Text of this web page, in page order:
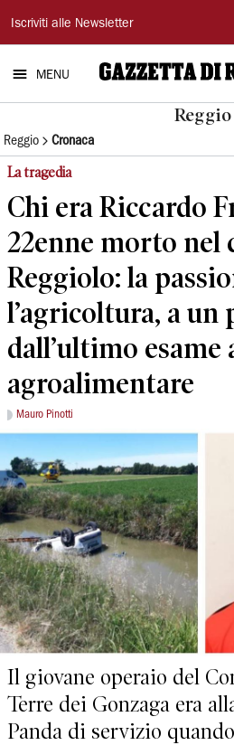
Gazzetta
di
Reggio
Iscriviti alle Newsletter
MENU
Reggio
Reggio Cronaca
La tragedia
Chi era Riccardo
22enne morto nel
Reggiolo: la
l’agricoltura, a un
dall’ultimo esame
agroalimentare
Mauro Pinotti
Il giovane operaio del
Terre dei Gonzaga era
Panda di servizio